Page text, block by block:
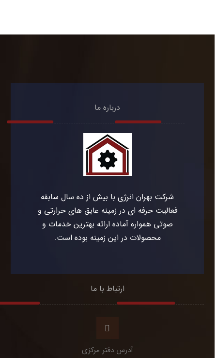
درباره ما
شرکت بهران انرژی با بیش از ده سال سابقه
فعالیت حرفه ای در زمینه عایق های حرارتی و
صوتی همواره آماده ارائه بهترین خدمات و
محصولات در این زمینه بوده است.
ارتباط با ما
آدرس دفتر مرکزی